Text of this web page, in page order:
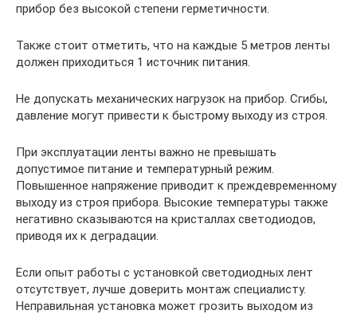
прибор без высокой степени герметичности.
Также стоит отметить, что на каждые 5 метров ленты
должен приходиться 1 источник питания.
Не допускать механических нагрузок на прибор. Сгибы,
давление могут привести к быстрому выходу из строя.
При эксплуатации ленты важно не превышать
допустимое питание и температурный режим.
Повышенное напряжение приводит к преждевременному
выходу из строя прибора. Высокие температуры также
негативно сказываются на кристаллах светодиодов,
приводя их к деградации.
Если опыт работы с установкой светодиодных лент
отсутствует, лучше доверить монтаж специалисту.
Неправильная установка может грозить выходом из